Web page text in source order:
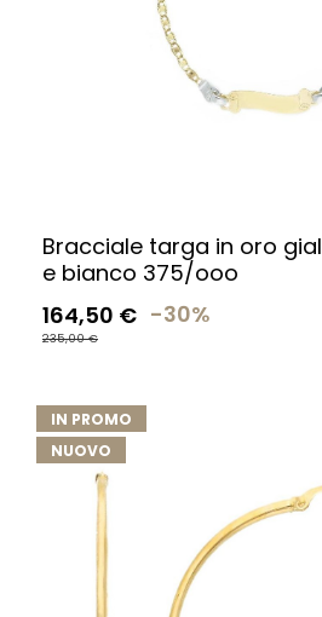
Bracciale targa in oro
e bianco 375/ooo
164,50 € -30%
235,00 €
IN PROMO
NUOVO